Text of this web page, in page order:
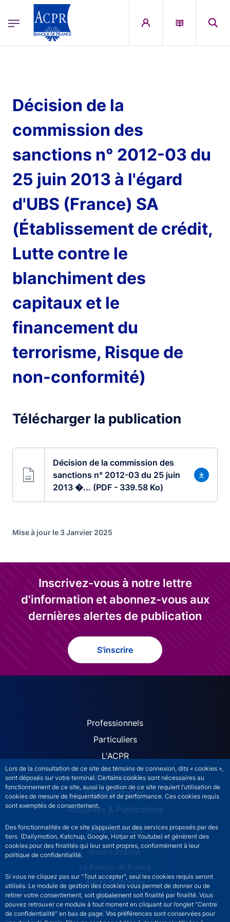
Lors de la consultation de ce site des témoins de connexion, dits « cookies »,
sont déposés sur votre terminal. Certains cookies sont nécessaires au
fonctionnement de ce site, aussi la gestion de ce site requiert l’utilisation de
cookies de mesure de fréquentation et de performance. Ces cookies requis
sont exemptés de consentement.
Des fonctionnalités de ce site s’appuient sur des services proposés par des
tiers (Dailymotion, Katchup, Google, Hotjar et Youtube) et génèrent des
cookies pour des finalités qui leur sont propres, conformément à leur
politique de confidentialité.
Si vous ne cliquez pas sur "Tout accepter", seul les cookies requis seront
utilisés. Le module de gestion des cookies vous permet de donner ou de
retirer votre consentement, soit globalement soit finalité par finalité. Vous
pouvez retrouver ce module à tout moment en cliquant sur l’onglet "Centre
de confidentialité" en bas de page. Vos préférences sont conservées pour
ACPR Menu Principal (French)
Décision de la
commission des
sanctions n° 2012-03 du
25 juin 2013 à l'égard
d'UBS (France) SA
(Établissement de crédit,
Lutte contre le
blanchiment des
capitaux et le
financement du
terrorisme, Risque de
non-conformité)
Télécharger la publication
Décision de la commission des
sanctions n° 2012-03 du 25 juin
2013 �... (PDF - 339.58 Ko)
Mise à jour le 3 Janvier 2025
Inscrivez-vous à notre lettre
d'information et abonnez-vous aux
dernières alertes de publication
S'inscrire
ACPR site navigation
Professionnels
Particuliers
L'ACPR
Nos missions
Réglementation
Actualités & Publications
Nous rejoindre
ACPR footer secondary menu (French)
Nous contacter
La Banque de France
Autres institutions
LinkedIn
YouTube